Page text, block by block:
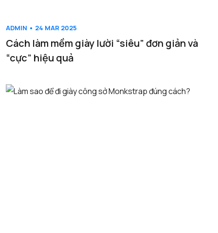
ADMIN • 24 MAR 2025
Cách làm mềm giày lười “siêu” đơn giản và
“cực” hiệu quả